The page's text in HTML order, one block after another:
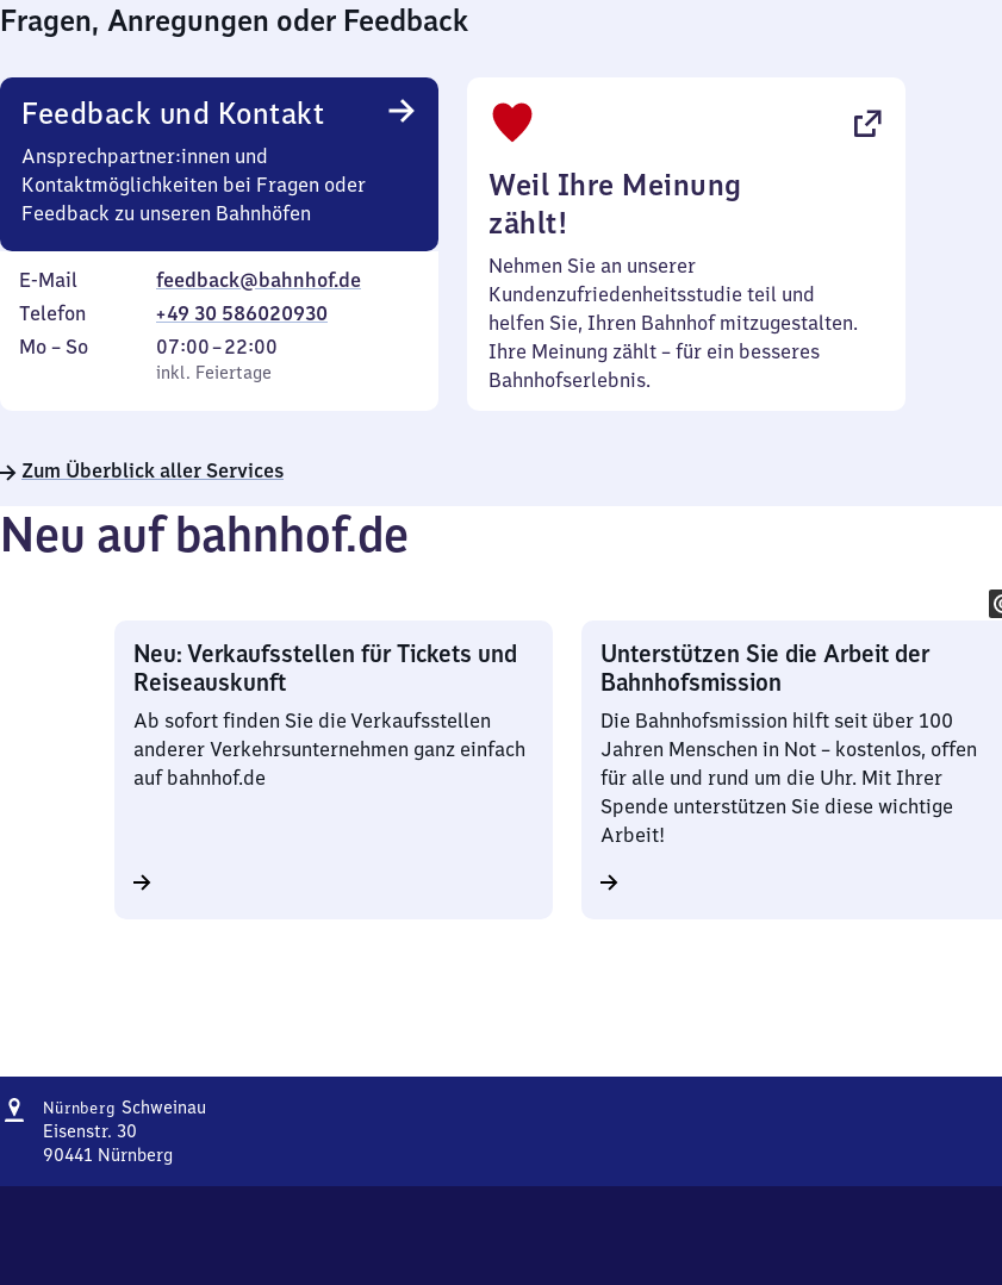
Fragen, Anregungen oder Feedback
Feedback und Kontakt
Ansprechpartner:innen und
Kontaktmöglichkeiten bei Fragen oder
Feedback zu unseren Bahnhöfen
E-Mail
feedback@bahnhof.de
Telefon
+49 30 586020930
Montag
Mo – So,
inkl. Feiertage
07:00–22:00
Von
7
22
inkl. Feiertage
Weil Ihre Meinung
zählt!
Nehmen Sie an unserer
Kundenzufriedenheitsstudie teil und
helfen Sie, Ihren Bahnhof mitzugestalten.
Ihre Meinung zählt – für ein besseres
Bahnhofserlebnis.
Zum Überblick aller Services
Neu auf bahnhof.de
Neu: Verkaufsstellen für Tickets und
Reiseauskunft
Ab sofort finden Sie die Verkaufsstellen
anderer Verkehrsunternehmen ganz einfach
auf bahnhof.de
Unterstützen Sie die Arbeit der
Bahnhofsmission
Die Bahnhofsmission hilft seit über 100
Jahren Menschen in Not – kostenlos, offen
für alle und rund um die Uhr. Mit Ihrer
Spende unterstützen Sie diese wichtige
Arbeit!
Adresse
Nürnberg Schweinau
Eisenstr. 30
90441 Nürnberg